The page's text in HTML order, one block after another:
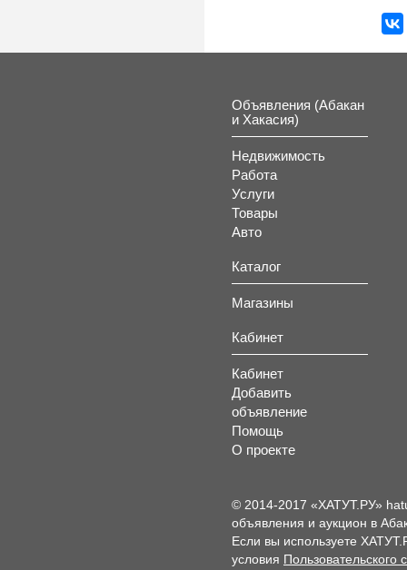
Объявления (Абакан
и Хакасия)
Недвижимость
Работа
Услуги
Товары
Авто
Каталог
Магазины
Кабинет
Кабинет
Добавить
объявление
Помощь
О проекте
© 2014-2017 «ХАТУТ.РУ»
объявления и аукцион в
Если вы используете
условия Пользовательского